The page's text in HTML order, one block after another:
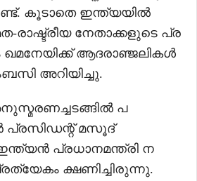
കൂടാതെ ഇന്ത്യയിൽ
രാഷ്ട്രീയ നേതാക്കളുടെ പ്ര
ആദരാഞ്ജലികൾ
അറിയിച്ചു.
പ
പ്രസിഡന്റ് മസൂദ്
പ്രധാനമന്ത്രി ന
ക്ഷണിച്ചിരുന്നു.